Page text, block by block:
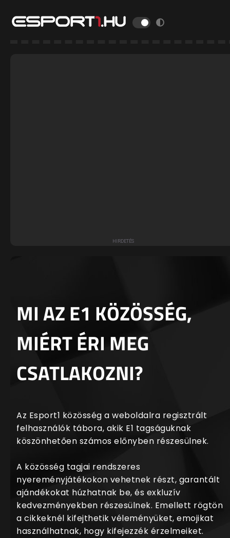
MI AZ E1 KÖZÖSSÉG,
MIÉRT ÉRI MEG
CSATLAKOZNI?
Az Esport1 közösség a weboldalra regisztrált
felhasználók tábora, akik E1 tagságuknak
köszönhetően számos előnyben részesülnek.
A közösség tagjai rendszeres
nyereményjátékokon vehetnek részt, garantált
ajándékokat húzhatnak be, és exkluzív
kedvezményekben részesülnek. Emellett rögtön
a cikkeknél kifejthetik véleményüket, emojikat
használhatnak, hogy kifejezzék érzelmeiket.